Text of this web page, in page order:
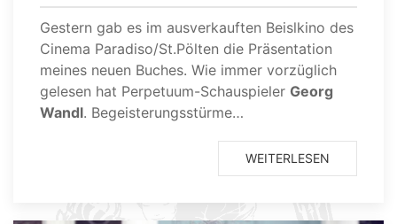
Gestern gab es im ausverkauften Beislkino des
Cinema Paradiso/St.Pölten die Präsentation
meines neuen Buches. Wie immer vorzüglich
gelesen hat Perpetuum-Schauspieler Georg
Wandl. Begeisterungsstürme…
WEITERLESEN